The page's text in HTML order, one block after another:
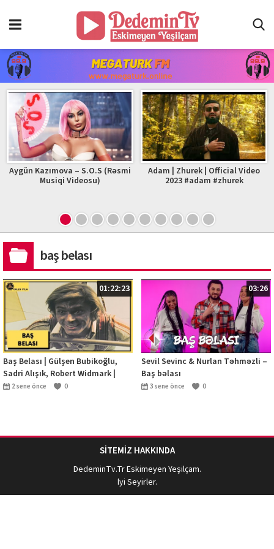
Aygün Kazımova – S.O.S (Rəsmi
Musiqi Videosu)
Adam | Zhurek | Official Video
2023 #adam #zhurek
baş belası
01:22:23
Baş Belası | Gülşen Bubikoğlu,
Sadri Alışık, Robert Widmark |
Türk Filmi | Full HD
2 sene önce 0
03:26
Sevil Sevinc & Nurlan Təhməzli –
Baş bəlası
3 sene önce 0
SİTEMİZ HAKKINDA
DedeminTv.TrEskimeyen Yeşilçam.
İyi Seyirler.